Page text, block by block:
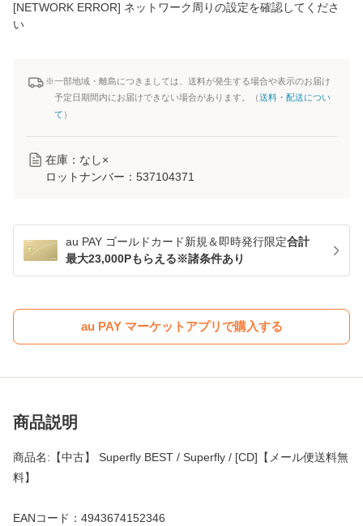
[NETWORK ERROR] ネットワーク周りの設定を確認してくださ
い
※一部地域・離島につきましては、送料が発生する場合や表示のお届け
予定日期間内にお届けできない場合があります。（送料・配送につい
て ）
在庫：なし×
ロットナンバー： 537104371
au PAY ゴールドカード新規＆即時発行限定合計
最大23,000Pもらえる※諸条件あり
au PAY マーケットアプリで購入する
商品説明
商品名:【中古】 Superfly BEST / Superfly / [CD]【メール便送料無
料】
EANコード：4943674152346